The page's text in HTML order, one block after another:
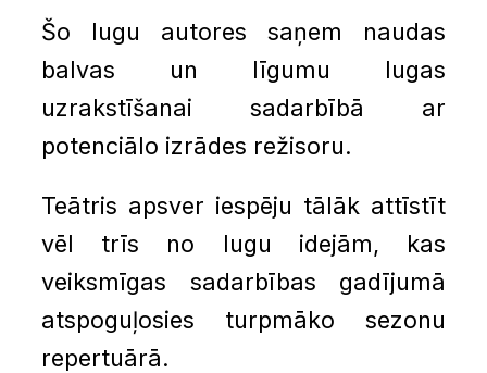
Šo lugu autores saņem naudas
balvas un līgumu lugas
uzrakstīšanai sadarbībā ar
potenciālo izrādes režisoru.
Teātris apsver iespēju tālāk attīstīt
vēl trīs no lugu idejām, kas
veiksmīgas sadarbības gadījumā
atspoguļosies turpmāko sezonu
repertuārā.